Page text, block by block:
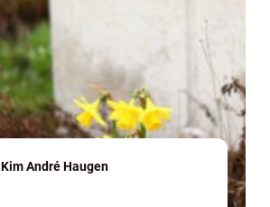
Kim André Haugen